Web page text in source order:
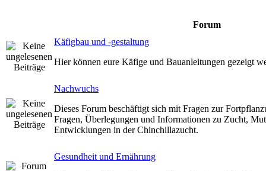
Forum
Käfigbau und -gestaltung
Hier können eure Käfige und Bauanleitungen gezeigt
Nachwuchs
Dieses Forum beschäftigt sich mit Fragen zur
Fragen, Überlegungen und Informationen zu Zucht,
Entwicklungen in der Chinchillazucht.
Gesundheit und Ernährung